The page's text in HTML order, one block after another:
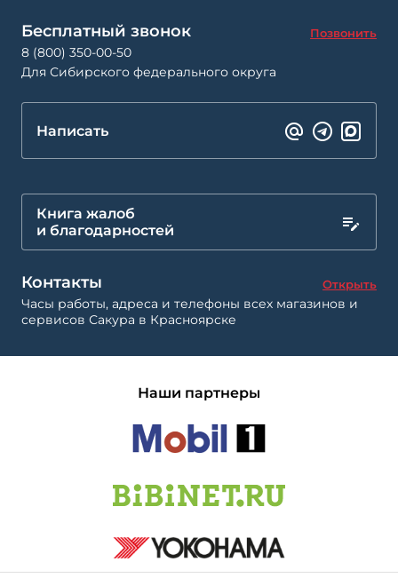
Бесплатный звонок Позвонить
8 (800) 350-00-50
Для Сибирского федерального округа
Написать
Книга жалоб
и благодарностей
Контакты Открыть
Часы работы, адреса и телефоны всех магазинов и
сервисов Сакура в Красноярске
Наши партнеры